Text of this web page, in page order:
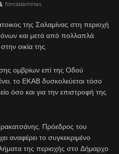
fonisalaminas
της Σαλαμίνας στη περιοχή
και μετά από πολλαπλά
οικία της.
ομβρίων επί της Οδού
το ΕΚΑΒ δυσκολεύεται τόσο
όσο και για την επιστροφή της
Πρόεδρος του
αναφέρει το συγκεκριμένο
της περιοχής στο Δήμαρχο